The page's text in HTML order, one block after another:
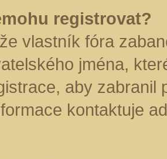
registrovat?
vlastník fóra
jména,
aby zabranil
kontaktuje